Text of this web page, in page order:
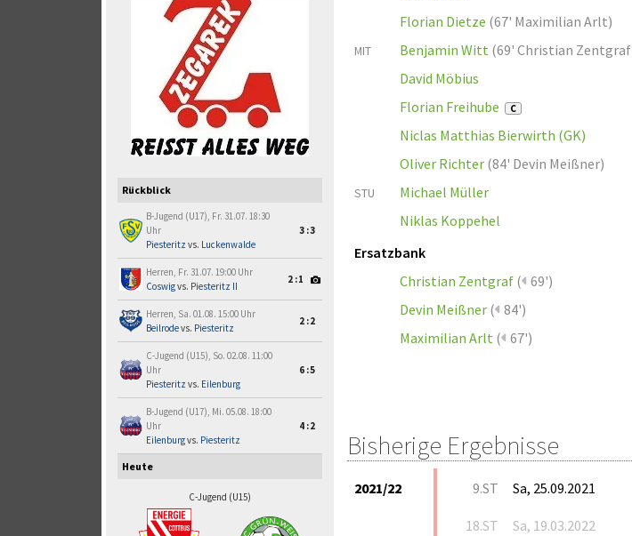
Rückblick
B-Jugend (U17), Fr. 31.07. 18:30
Uhr
Piesteritz vs. Luckenwalde
3:3
Herren, Fr. 31.07. 19:00 Uhr
Coswigvs. Piesteritz II
2:1
Herren, Sa. 01.08. 15:00 Uhr
Beilrodevs. Piesteritz
2:2
C-Jugend (U15), So. 02.08. 11:00
Uhr
Piesteritz vs. Eilenburg
6:5
B-Jugend (U17), Mi. 05.08. 18:00
Uhr
Eilenburgvs. Piesteritz
4:2
Heute
C-Jugend (U15)
Florian Dietze (67' Maximilian Arlt)
MIT Benjamin Witt (69' Christian Zentgraf
David Möbius
Florian Freihube
C
Niclas Matthias Bierwirth (GK)
Oliver Richter (84' Devin Meißner)
STU
Michael Müller
Niklas Koppehel
Ersatzbank
Christian Zentgraf ( 69')
Devin Meißner ( 84')
Maximilian Arlt ( 67')
Bisherige Ergebnisse
2021/22 9.ST Sa, 25.09.2021
18.ST Sa, 19.03.2022